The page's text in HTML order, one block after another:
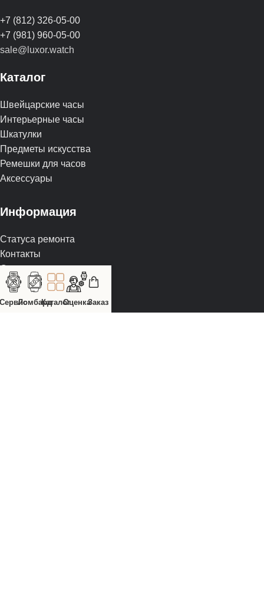
+7 (812) 326-05-00
+7 (981) 960-05-00
sale@luxor.watch
Каталог
Швейцарские часы
Интерьерные часы
Шкатулки
Предметы искусства
Ремешки для часов
Аксессуары
Информация
Статуса ремонта
Контакты
О компании
Ломбард
Услуги
СервисЛомбардКаталогОценкаЗаказ